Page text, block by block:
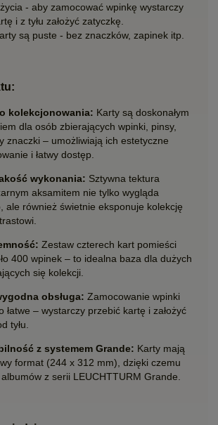
- aby zamocować wpinkę wystarczy
i z tyłu założyć zatyczkę.
są puste - bez znaczków, zapinek itp.
kolekcjonowania: Karty są doskonałym
dla osób zbierających wpinki, pinsy,
znaczki – umożliwiają ich estetyczne
i łatwy dostęp.
wykonania: Sztywna tektura
aksamitem nie tylko wygląda
ale również świetnie eksponuje kolekcję
Zestaw czterech kart pomieści
400 wpinek – to idealna baza dla dużych
się kolekcji.
obsługa: Zamocowanie wpinki
łatwe – wystarczy przebić kartę i założyć
tyłu.
z systemem Grande: Karty mają
format (244 x 312 mm), dzięki czemu
z serii LEUCHTTURM Grande.